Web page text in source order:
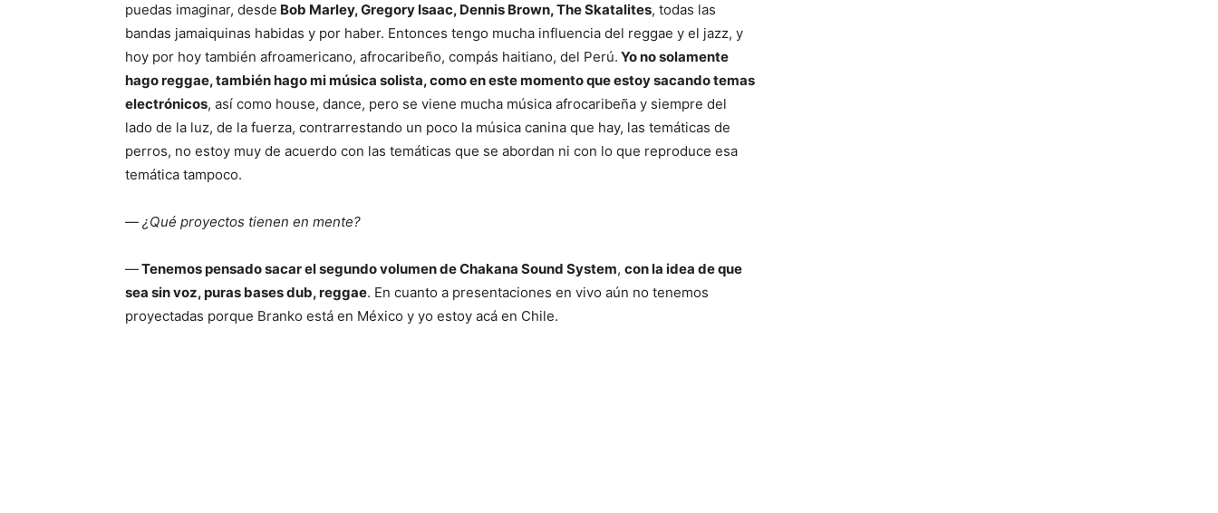
puedas imaginar, desde Bob Marley, Gregory Isaac, Dennis Brown, The Skatalites, todas las
bandas jamaiquinas habidas y por haber. Entonces tengo mucha influencia del reggae y el jazz, y
hoy por hoy también afroamericano, afrocaribeño, compás haitiano, del Perú. Yo no solamente
hago reggae, también hago mi música solista, como en este momento que estoy sacando temas
electrónicos, así como house, dance, pero se viene mucha música afrocaribeña y siempre del
lado de la luz, de la fuerza, contrarrestando un poco la música canina que hay, las temáticas de
perros, no estoy muy de acuerdo con las temáticas que se abordan ni con lo que reproduce esa
temática tampoco.
— ¿Qué proyectos tienen en mente?
—Tenemos pensado sacar el segundo volumen de Chakana Sound System, con la idea de que
sea sin voz, puras bases dub, reggae. En cuanto a presentaciones en vivo aún no tenemos
proyectadas porque Branko está en México y yo estoy acá en Chile.